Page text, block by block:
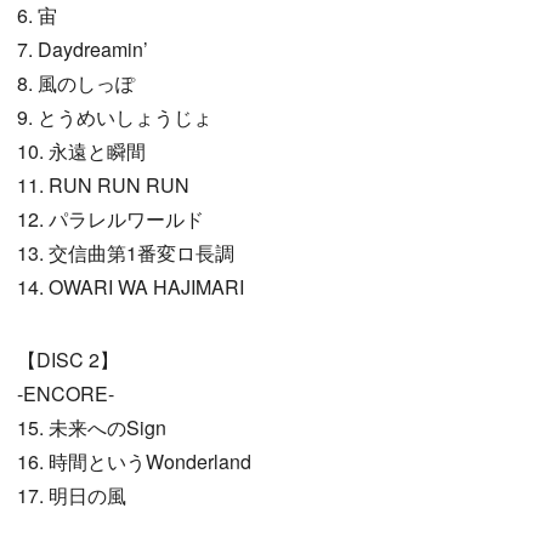
6. 宙
7. Daydreamin’
8. 風のしっぽ
9. とうめいしょうじょ
10. 永遠と瞬間
11. RUN RUN RUN
12. パラレルワールド
13. 交信曲第1番変ロ長調
14. OWARI WA HAJIMARI
【DISC 2】
-ENCORE-
15. 未来へのSign
16. 時間というWonderland
17. 明日の風